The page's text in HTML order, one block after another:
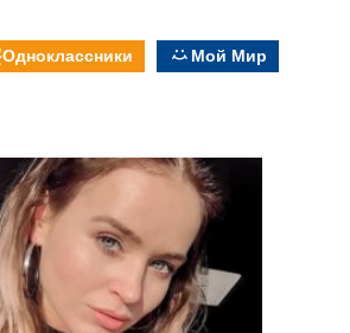
Одноклассники
Мой Мир